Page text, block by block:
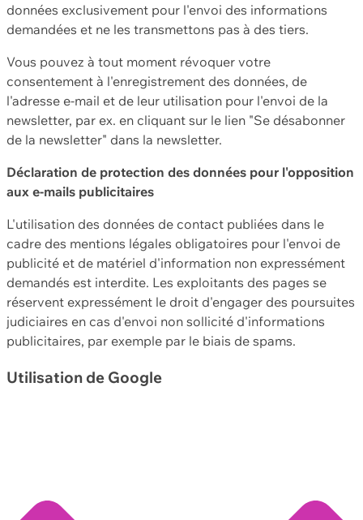
données exclusivement pour l'envoi des informations
demandées et ne les transmettons pas à des tiers.
Vous pouvez à tout moment révoquer votre
consentement à l'enregistrement des données, de
l'adresse e-mail et de leur utilisation pour l'envoi de la
newsletter, par ex. en cliquant sur le lien "Se désabonner
de la newsletter" dans la newsletter.
Déclaration de protection des données pour l'opposition
aux e-mails publicitaires
L'utilisation des données de contact publiées dans le
cadre des mentions légales obligatoires pour l'envoi de
publicité et de matériel d'information non expressément
demandés est interdite. Les exploitants des pages se
réservent expressément le droit d'engager des poursuites
judiciaires en cas d'envoi non sollicité d'informations
publicitaires, par exemple par le biais de spams.
Utilisation de Google